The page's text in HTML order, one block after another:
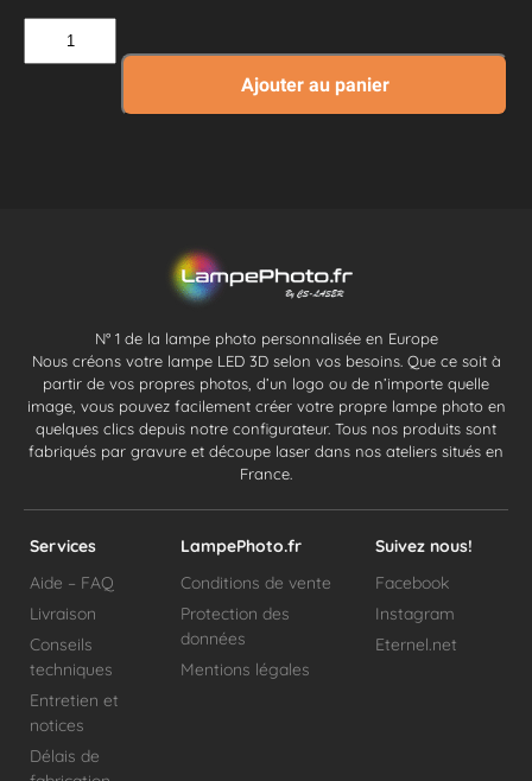
Ajouter au panier
N° 1 de la lampe photo personnalisée en Europe
Nous créons votre lampe LED 3D selon vos besoins. Que ce soit à
partir de vos propres photos, d’un logo ou de n’importe quelle
image, vous pouvez facilement créer votre propre lampe photo en
quelques clics depuis notre configurateur. Tous nos produits sont
fabriqués par gravure et découpe laser dans nos ateliers situés en
France.
Services
Aide – FAQ
Livraison
Conseils
techniques
Entretien et
notices
Délais de
LampePhoto.fr
Conditions de vente
Protection des
données
Mentions légales
Suivez nous!
Facebook
Instagram
Eternel.net